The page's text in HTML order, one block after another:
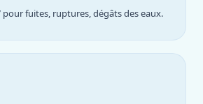
fuites, ruptures, dégâts des eaux.